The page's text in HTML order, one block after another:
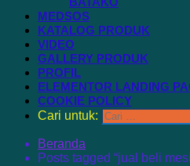
MEDSOS
KATALOG PRODUK
VIDEO
GALLERY PRODUK
PROFIL
ELEMENTOR LANDING
COOKIE POLICY
Cari untuk:
Beranda
Posts tagged “jual beli